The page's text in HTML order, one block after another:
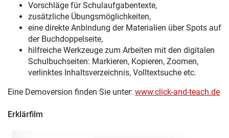
Vorschläge für Schulaufgabentexte,
zusätzliche Übungsmöglichkeiten,
eine direkte Anbindung der Materialien über Spots auf
der Buchdoppelseite,
hilfreiche Werkzeuge zum Arbeiten mit den digitalen
Schulbuchseiten: Markieren, Kopieren, Zoomen,
verlinktes Inhaltsverzeichnis, Volltextsuche etc.
Eine Demoversion finden Sie unter: www.click-and-teach.de
Erklärfilm